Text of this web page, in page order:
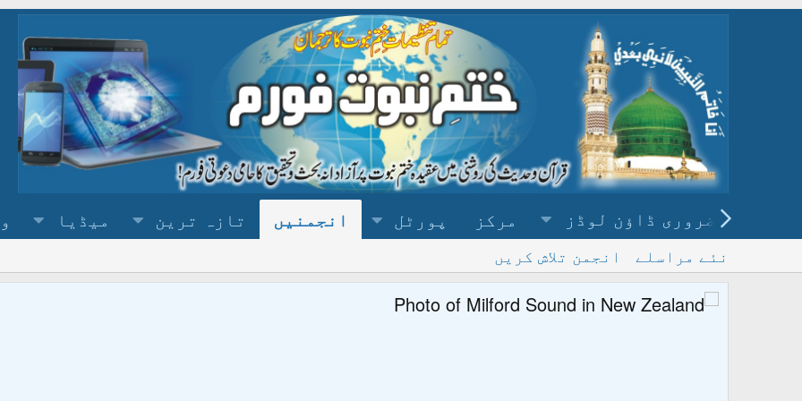
ضروری ڈاؤن لوڈز مرکز پورٹل انجمنیں تازہ ترین میڈیا
نئے مراسلے انجمن تلاش کریں